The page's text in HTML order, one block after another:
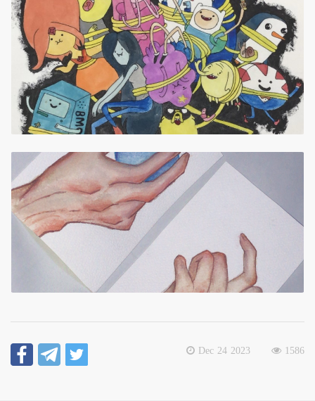
1586
2023 Dec 24